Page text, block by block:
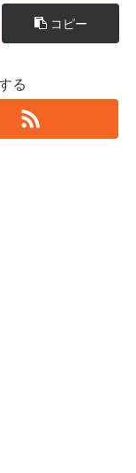
コピー
る